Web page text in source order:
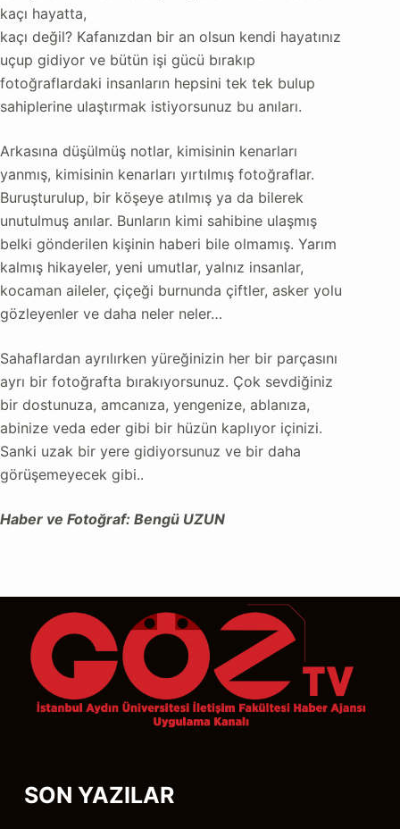
kaçı hayatta,
kaçı değil? Kafanızdan bir an olsun kendi hayatınız
uçup gidiyor ve bütün işi gücü bırakıp
fotoğraflardaki insanların hepsini tek tek bulup
sahiplerine ulaştırmak istiyorsunuz bu anıları.
Arkasına düşülmüş notlar, kimisinin kenarları
yanmış, kimisinin kenarları yırtılmış fotoğraflar.
Buruşturulup, bir köşeye atılmış ya da bilerek
unutulmuş anılar. Bunların kimi sahibine ulaşmış
belki gönderilen kişinin haberi bile olmamış. Yarım
kalmış hikayeler, yeni umutlar, yalnız insanlar,
kocaman aileler, çiçeği burnunda çiftler, asker yolu
gözleyenler ve daha neler neler…
Sahaflardan ayrılırken yüreğinizin her bir parçasını
ayrı bir fotoğrafta bırakıyorsunuz. Çok sevdiğiniz
bir dostunuza, amcanıza, yengenize, ablanıza,
abinize veda eder gibi bir hüzün kaplıyor içinizi.
Sanki uzak bir yere gidiyorsunuz ve bir daha
görüşemeyecek gibi..
Haber ve Fotoğraf: Bengü UZUN
SON YAZILAR